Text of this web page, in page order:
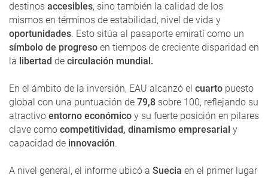
destinos accesibles, sino también la calidad de los
mismos en términos de estabilidad, nivel de vida y
oportunidades. Esto sitúa al pasaporte emiratí como un
símbolo de progreso en tiempos de creciente disparidad en
la libertad de circulación mundial.
En el ámbito de la inversión, EAU alcanzó el cuarto puesto
global con una puntuación de 79,8 sobre 100, reflejando su
atractivo entorno económico y su fuerte posición en pilares
clave como competitividad, dinamismo empresarial y
capacidad de innovación.
A nivel general, el informe ubicó a Suecia en el primer lugar